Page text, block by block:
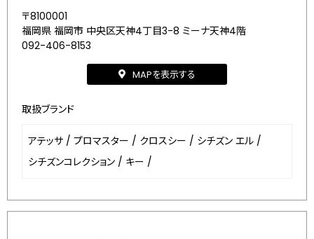
〒8100001
福岡県 福岡市 中央区天神4丁目3-8 ミーナ天神4階
092-406-8153
MAPを表示する
取扱ブランド
アテッサ / プロマスター / クロスシー / シチズン エル /
シチズンコレクション / キー /